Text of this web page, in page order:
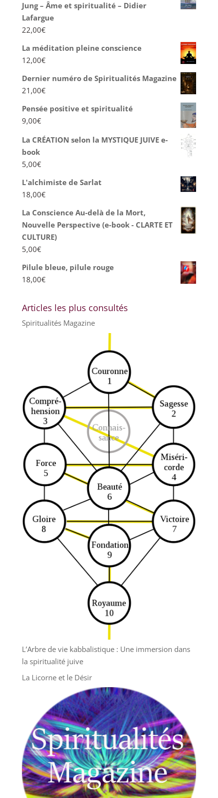
Jung – Âme et spiritualité – Didier
Lafargue
22,00€
La méditation pleine conscience
12,00€
Dernier numéro de Spiritualités Magazine
21,00€
Pensée positive et spiritualité
9,00€
La CRÉATION selon la MYSTIQUE JUIVE e-
book
5,00€
L'alchimiste de Sarlat
18,00€
La Conscience Au-delà de la Mort,
Nouvelle Perspective (e-book - CLARTE ET
CULTURE)
5,00€
Pilule bleue, pilule rouge
18,00€
Articles les plus consultés
Spiritualités Magazine
L’Arbre de vie kabbalistique : Une immersion dans
la spiritualité juive
La Licorne et le Désir